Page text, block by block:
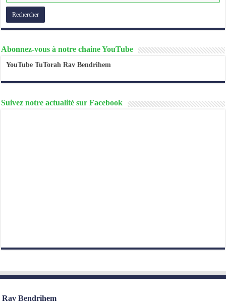
Abonnez-vous à notre chaine YouTube
YouTube TuTorah Rav Bendrihem
Suivez notre actualité sur Facebook
Rav Bendrihem